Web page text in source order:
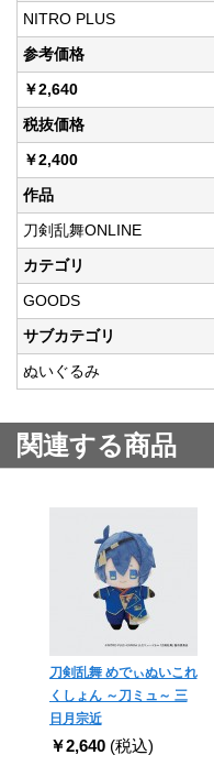
NITRO PLUS
参考価格
￥2,640
税抜価格
￥2,400
作品
刀剣乱舞ONLINE
カテゴリ
GOODS
サブカテゴリ
ぬいぐるみ
関連する商品
刀剣乱舞 めでぃぬいこれ
くしょん ～刀ミュ～ 三
日月宗近
￥2,640 (税込)